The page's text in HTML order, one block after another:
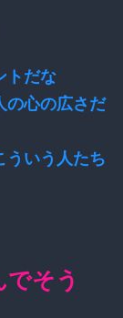
トだな
の心の広さだ
ういう人たち
そう